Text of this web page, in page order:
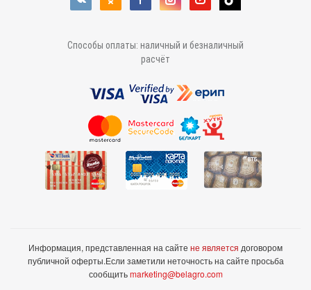
Способы оплаты: наличный и безналичный
расчёт
Информация, представленная на сайте не является договором
публичной оферты.Если заметили неточность на сайте просьба
сообщитьmarketing@belagro.com